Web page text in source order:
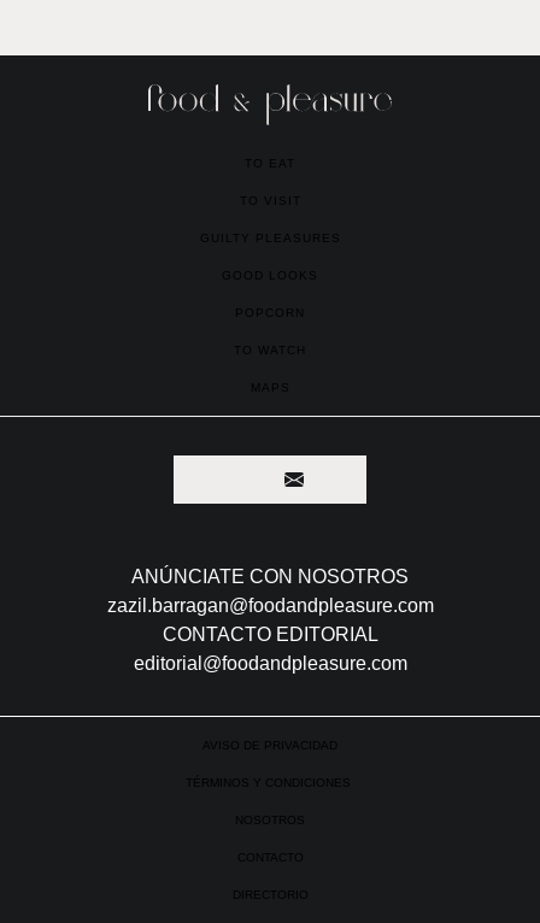
PANADERÍA ROSETTA. FOTO: INSTAGRAM @PANADERIAROSETTA
TO WATCH
editorial@foodandpleasure.com